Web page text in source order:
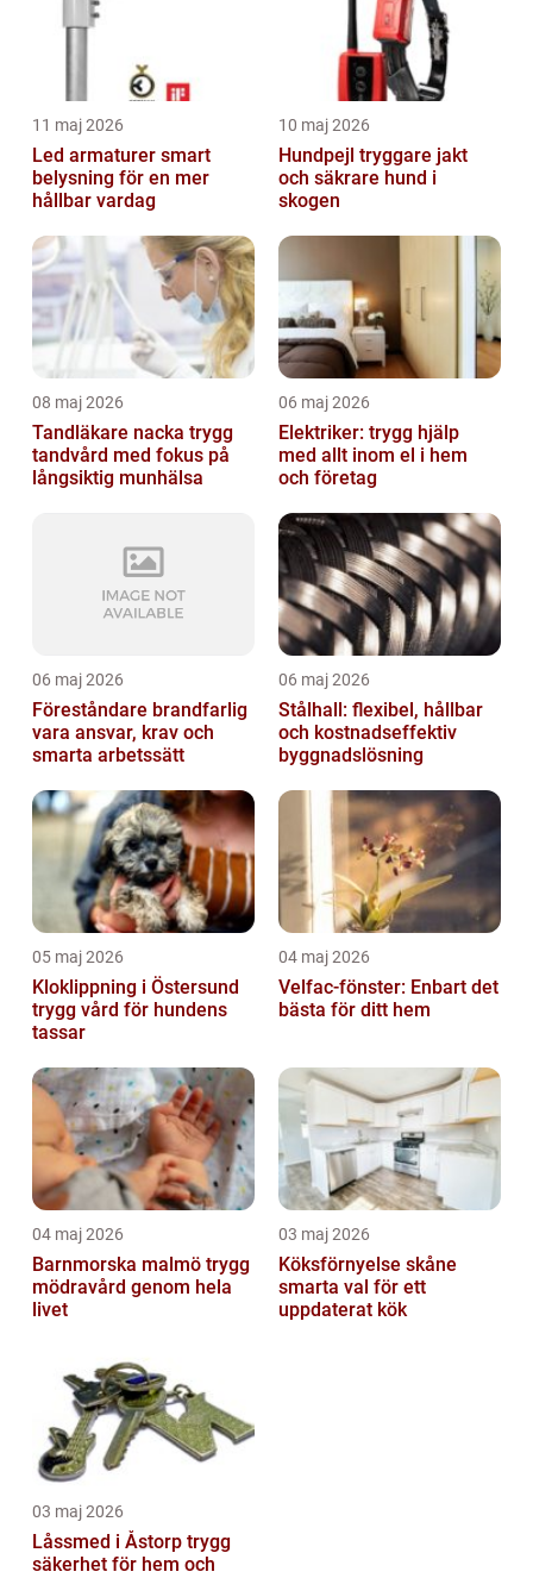
11 maj 2026
Led armaturer smart
belysning för en mer
hållbar vardag
10 maj 2026
Hundpejl tryggare jakt
och säkrare hund i
skogen
08 maj 2026
Tandläkare nacka trygg
tandvård med fokus på
långsiktig munhälsa
06 maj 2026
Elektriker: trygg hjälp
med allt inom el i hem
och företag
06 maj 2026
Föreståndare brandfarlig
vara ansvar, krav och
smarta arbetssätt
06 maj 2026
Stålhall: flexibel, hållbar
och kostnadseffektiv
byggnadslösning
05 maj 2026
Kloklippning i Östersund
trygg vård för hundens
tassar
04 maj 2026
Velfac-fönster: Enbart det
bästa för ditt hem
04 maj 2026
Barnmorska malmö trygg
mödravård genom hela
livet
03 maj 2026
Köksförnyelse skåne
smarta val för ett
uppdaterat kök
03 maj 2026
Låssmed i Åstorp trygg
säkerhet för hem och